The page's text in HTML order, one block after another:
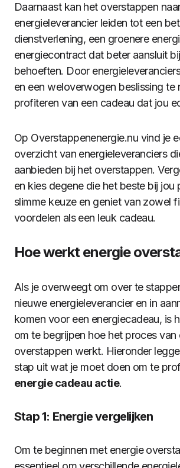
Daarnaast kan het overstappen
energieleverancier leiden tot een
dienstverlening, een groenere
energiecontract dat beter aansluit
behoeften. Door
en een weloverwogen beslissing te
profiteren van een cadeau dat jou
Op Overstappenenergie.nu vind je
overzicht van energieleveranciers
aanbieden bij het overstappen.
en kies degene die het beste bij jou
slimme keuze en geniet van zowel
voordelen als een leuk cadeau.
Hoe werkt energie
Als je overweegt om over te
nieuwe energieleverancier en in
komen voor een energiecadeau, is
om te begrijpen hoe het proces van
overstappen werkt. Hieronder
stap uit wat je moet doen om te
energie cadeau actie.
Stap 1: Energie vergelijken
Om te beginnen met energie